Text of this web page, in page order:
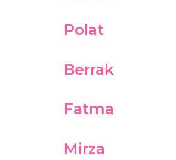
Polat
Berrak
Fatma
Mirza